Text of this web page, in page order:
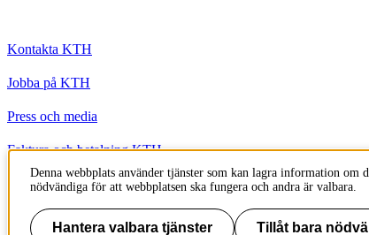
Kontakta KTH
Jobba på KTH
Press och media
Faktura och betalning KTH
Om KTH:s webbplatser
Tillgänglighetsredogörelse
Denna webbplats använder tjänster som kan lagra information om
nödvändiga för att webbplatsen ska fungera och andra är valbara.
Hantera valbara tjänster Tillåt bara